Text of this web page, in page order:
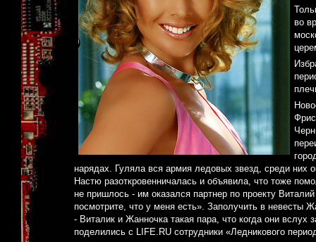
во
нарядах. Гуляла вся армия ледовых звезд, среди них
Настю разоткровенничалась и объявила, что тоже
не пришлось - им оказался партнер по проекту
посмотрите, что у меня есть». Заполучить в невесты
- Виталик и Жанночка такая пара, что когда они вслух
поделились с LIFE.RU сотрудники «Ледникового